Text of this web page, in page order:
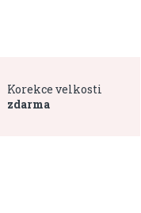
Korekce velkosti
zdarma